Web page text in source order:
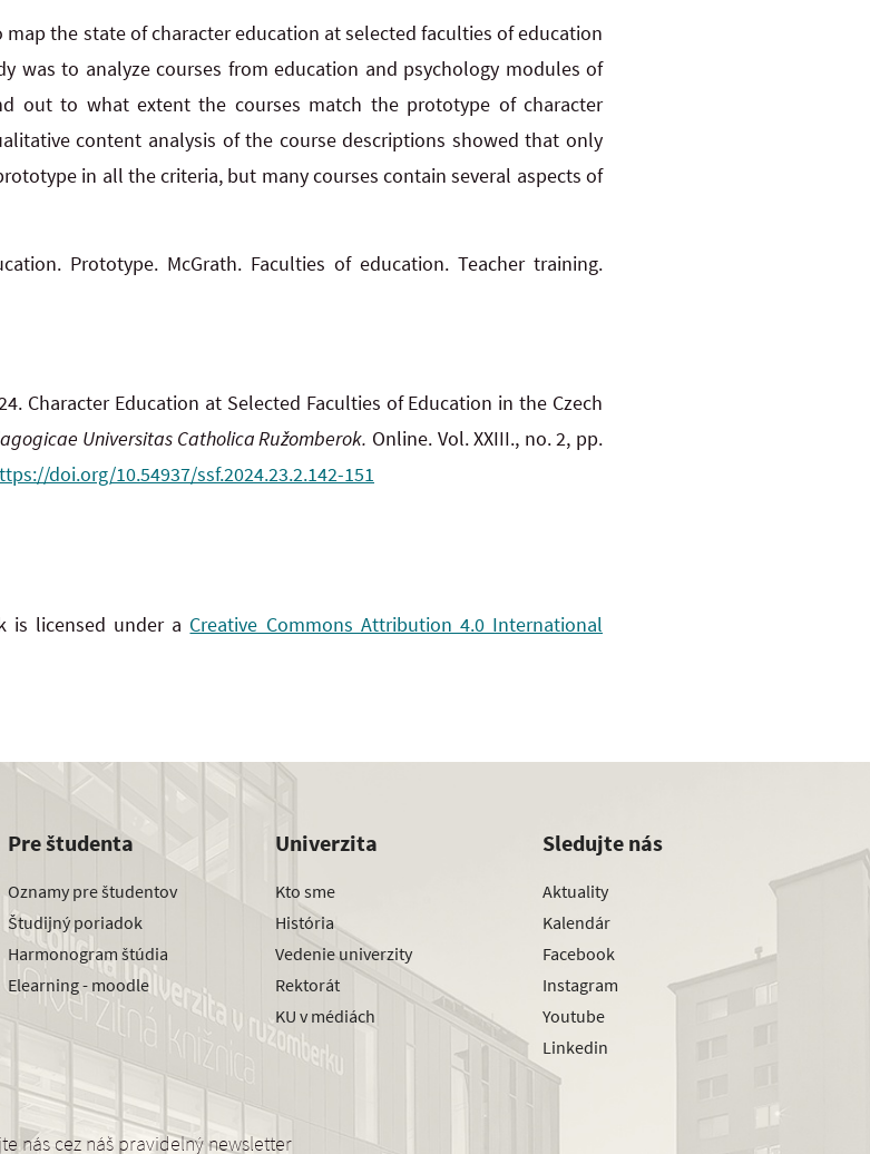
the state of character education at selected faculties of education
was to analyze courses from education and psychology modules of
out to what extent the courses match the prototype of character
content analysis of the course descriptions showed that only
in all the criteria, but many courses contain several aspects of
Prototype. McGrath. Faculties of education. Teacher training.
Character Education at Selected Faculties of Education in the Czech
Universitas Catholica Ružomberok. Online. Vol. XXIII., no. 2, pp.
doi.org/10.54937/ssf.2024.23.2.142-151
is licensed under a Creative Commons Attribution 4.0 International
Pre študenta
Oznamy pre študentov
Študijný poriadok
Harmonogram štúdia
Elearning - moodle
Univerzita
Kto sme
História
Vedenie univerzity
Rektorát
KU v médiách
Sledujte nás
Aktuality
Kalendár
Facebook
Instagram
Youtube
Linkedin
nás cez náš pravidelný newsletter